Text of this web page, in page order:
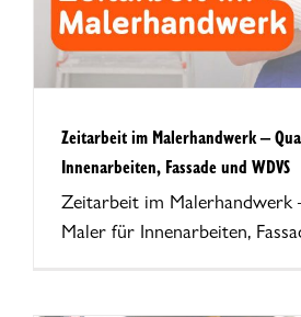
Zeitarbeit im Malerhandwerk –
Innenarbeiten, Fassade und WDVS
Zeitarbeit im Malerhandwerk
Maler für Innenarbeiten,